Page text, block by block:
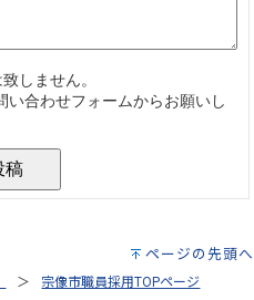
ページの先頭へ
宗像市職員採用TOPページ